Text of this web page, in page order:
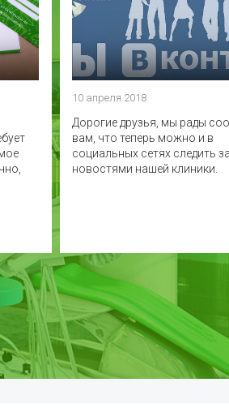
10 апреля 2018
Дорогие друзья, мы рады
вам, что теперь можно и в
социальных сетях следить
новостями нашей клиники.